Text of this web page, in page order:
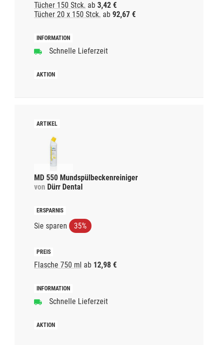
Tücher 150 Stck. ab 3,42 €
Tücher 20 x 150 Stck. ab 92,67 €
Schnelle Lieferzeit
MD 550 Mundspülbeckenreiniger
von Dürr Dental
Sie sparen 35%
Flasche 750 ml ab 12,98 €
Schnelle Lieferzeit